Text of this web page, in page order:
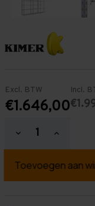
Excl. BTW
€1.646,00
Incl.
Hoeveelheid
verlagen
Easy
Legbordstelling
Easy